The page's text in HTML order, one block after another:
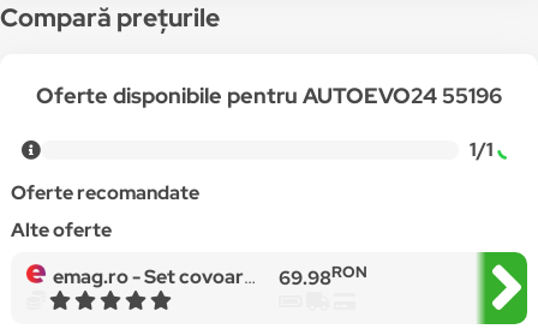
Compară prețurile
Oferte disponibile pentru AUTOEVO24 55196
1/1
Oferte recomandate
Alte oferte
emag.ro -Set covoare mocheta EVO SEAT ALHAMBRA I 5os. 1995-2010 69.98RON